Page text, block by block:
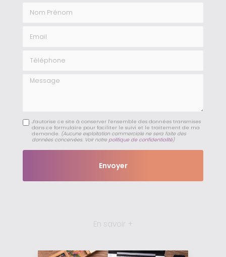
Message
J'autorise ce site à conserver l'ensemble des données transmises
dans ce formulaire pour faciliter le suivi et le traitement de ma
demande. (Aucune exploitation commerciale ne sera faite des
données concervées. Voir notre politique de confidentialité)
En savoir +